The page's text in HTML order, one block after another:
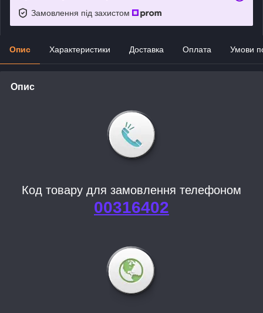
Замовлення під захистом
Опис Характеристики Доставка Оплата Умови
Опис
Код товару для замовлення телефоном
00316402